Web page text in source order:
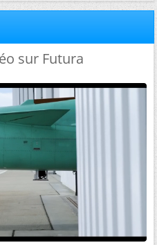
sur Futura